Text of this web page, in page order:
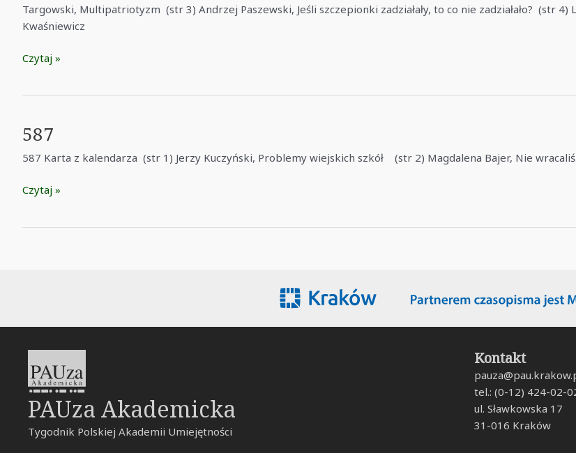
Targowski, Multipatriotyzm (str 3) Andrzej Paszewski, Jeśli szczepionki zadziałały, to co nie zadziałało? (str
Kwaśniewicz
588
Czytaj »
587
587 Karta z kalendarza (str 1) Jerzy Kuczyński, Problemy wiejskich szkół (str 2) Magdalena Bajer, Nie
587
Czytaj »
PAUza Akademicka
Tygodnik Polskiej Akademii Umiejętności
Kontakt
tel.: (0-12) 424-02-
ul. Sławkowska 17
31-016 Kraków